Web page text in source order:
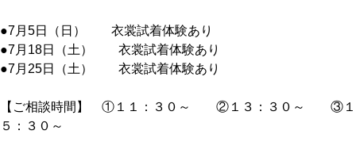
●7月5日（日） 衣裳試着体験あり
●7月18日（土） 衣裳試着体験あり
●7月25日（土） 衣裳試着体験あり
【ご相談時間】 ①１１：３０～ ②１３：３０～ ③１
５：３０～